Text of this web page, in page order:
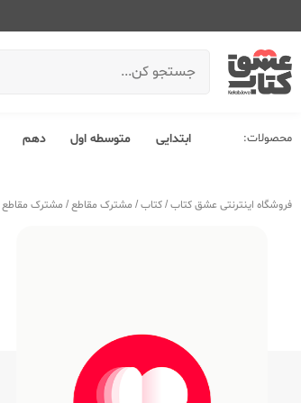
محصولات: ابتدایی متوسطه اول دهم
فروشگاه اینترنتی عشق کتاب/کتاب/ مشترک مقاطع/ مشترک مقاطع